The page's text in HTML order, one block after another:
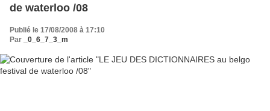
de waterloo /08
Publié le 17/08/2008 à 17:10
Par
_0_6_7_3_m